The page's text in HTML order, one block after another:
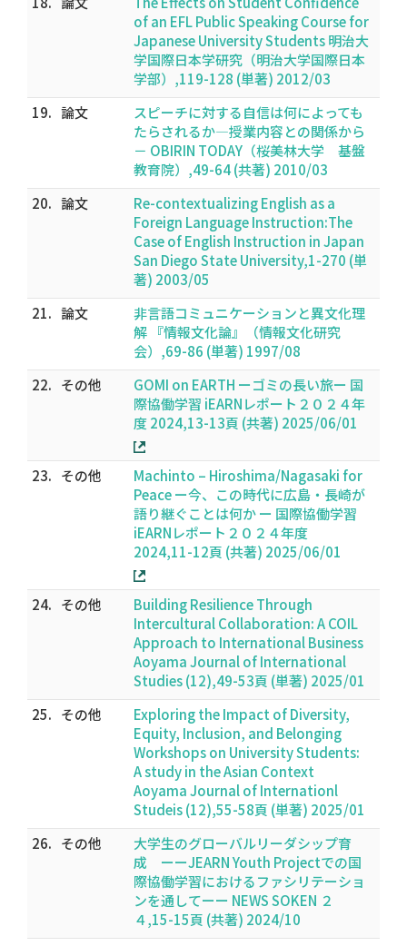
of an EFL Public Speaking Course for
Japanese University Students 明治大
学国際日本学研究（明治大学国際日本
学部）,119-128 (単著) 2012/03
19. 論文
スピーチに対する自信は何によっても
たらされるか―授業内容との関係から
－ OBIRIN TODAY（桜美林大学 基盤
教育院）,49-64 (共著) 2010/03
20. 論文
Re-contextualizing English as a
Foreign Language Instruction:The
Case of English Instruction in Japan
San Diego State University,1-270 (単
著) 2003/05
21. 論文
非言語コミュニケーションと異文化理
解 『情報文化論』（情報文化研究
会）,69-86 (単著) 1997/08
22. その他
GOMI on EARTH ーゴミの長い旅ー 国
際協働学習 iEARNレポート２０２４年
度 2024,13-13頁 (共著) 2025/06/01
23. その他
Machinto – Hiroshima/Nagasaki for
Peace ー今、この時代に広島・長崎が
語り継ぐことは何か ー 国際協働学習
iEARNレポート２０２４年度
2024,11-12頁 (共著) 2025/06/01
24. その他
Building Resilience Through
Intercultural Collaboration: A COIL
Approach to International Business
Aoyama Journal of International
Studies (12),49-53頁 (単著) 2025/01
25. その他
Exploring the Impact of Diversity,
Equity, Inclusion, and Belonging
Workshops on University Students:
A study in the Asian Context
Aoyama Journal of Internationl
Studeis (12),55-58頁 (単著) 2025/01
26. その他
大学生のグローバルリーダシップ育
成 ーーJEARN Youth Projectでの国
際協働学習におけるファシリテーショ
ンを通してーー NEWS SOKEN ２
４,15-15頁 (共著) 2024/10